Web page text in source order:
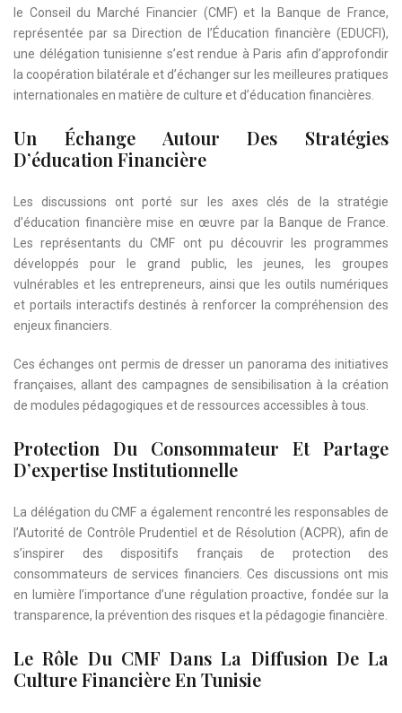
le Conseil du Marché Financier (CMF) et la Banque de France,
représentée par sa Direction de l’Éducation financière (EDUCFI),
une délégation tunisienne s’est rendue à Paris afin d’approfondir
la coopération bilatérale et d’échanger sur les meilleures pratiques
internationales en matière de culture et d’éducation financières.
Un Échange Autour Des Stratégies
D’éducation Financière
Les discussions ont porté sur les axes clés de la stratégie
d’éducation financière mise en œuvre par la Banque de France.
Les représentants du CMF ont pu découvrir les programmes
développés pour le grand public, les jeunes, les groupes
vulnérables et les entrepreneurs, ainsi que les outils numériques
et portails interactifs destinés à renforcer la compréhension des
enjeux financiers.
Ces échanges ont permis de dresser un panorama des initiatives
françaises, allant des campagnes de sensibilisation à la création
de modules pédagogiques et de ressources accessibles à tous.
Protection Du Consommateur Et Partage
D’expertise Institutionnelle
La délégation du CMF a également rencontré les responsables de
l’Autorité de Contrôle Prudentiel et de Résolution (ACPR), afin de
s’inspirer des dispositifs français de protection des
consommateurs de services financiers. Ces discussions ont mis
en lumière l’importance d’une régulation proactive, fondée sur la
transparence, la prévention des risques et la pédagogie financière.
Le Rôle Du CMF Dans La Diffusion De La
Culture Financière En Tunisie